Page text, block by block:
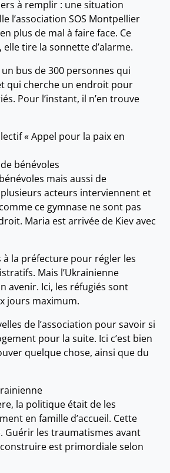
à remplir : une situation
l’association SOS Montpellier
plus de mal à faire face. Ce
tire la sonnette d’alarme.
bus de 300 personnes qui
qui cherche un endroit pour
Pour l’instant, il n’en trouve
« Appel pour la paix en
bénévoles
mais aussi de
acteurs interviennent et
ce gymnase ne sont pas
Maria est arrivée de Kiev avec
à la préfecture pour régler les
Mais l’Ukrainienne
avenir. Ici, les réfugiés sont
jours maximum.
de l’association pour savoir si
pour la suite. Ici c’est bien
quelque chose, ainsi que du
la politique était de les
en famille d’accueil. Cette
Guérir les traumatismes avant
est primordiale selon